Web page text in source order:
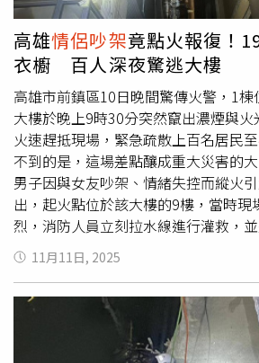
高雄情侶吵架竟點火報復！
衣櫥 百人深夜驚逃大樓
高雄市前鎮區10日晚間驚傳火警，1
大樓於晚上9時30分突然竄出濃煙與
火速趕抵現場，緊急疏散上百名居民
不到的是，這場差點釀成重大災害的
男子因與女友吵架、情緒失控而縱火
出，起火點位於該大樓的9樓，當時現
烈，消防人員立刻拉水線進行灌救，
困。經全力撲救後，火勢於晚間10時
並未延燒至其他樓層，也無人員傷亡
住戶們驚魂未定。警方在現場清查時
行跡可疑的年輕男子在大樓旁徘徊，
支支吾吾、神情閃爍。經確認身分後
的住戶。進一步詢問下，他坦承縱火
11月11日, 2025